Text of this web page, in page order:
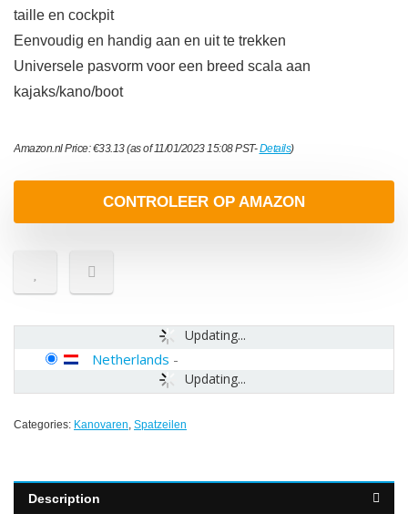
taille en cockpit
Eenvoudig en handig aan en uit te trekken
Universele pasvorm voor een breed scala aan
kajaks/kano/boot
Amazon.nl Price:€33.13(as of 11/01/2023 15:08 PST-Details)
CONTROLEER OP AMAZON
Updating...
Updating...
Netherlands -
Categories: Kanovaren, Spatzeilen
Description